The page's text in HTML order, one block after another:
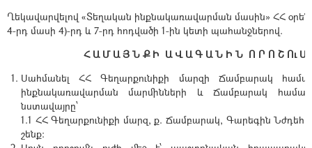
Ղեկավարվելով «Տեղական ինքնակառավարման մասին» ՀՀ
4-րդ մասի 4)-րդ և 7-րդ հոդվածի 1-ին կետի պահանջներով.
Հ Ա Մ Ա Յ Ն Ք Ի Ա Վ Ա Գ Ա Ն Ի Ն Ո Ր Ո Շ Ու Մ
Սահմանել ՀՀ Գեղարքունիքի մարզի Ճամբարակ
ինքնակառավարման մարմինների և Ճամբարակ
նստավայրը՝
1.1 ՀՀ Գեղարքունիքի մարզ, ք. Ճամբարակ, Գարեգին Նժդեհի
շենք: